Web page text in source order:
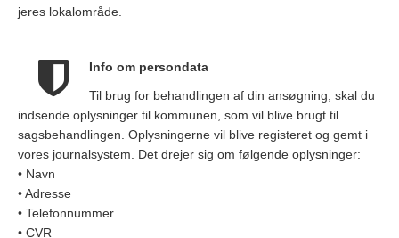
jeres lokalområde.
Info om persondata
Til brug for behandlingen af din ansøgning, skal du
indsende oplysninger til kommunen, som vil blive brugt til
sagsbehandlingen. Oplysningerne vil blive registeret og gemt i
vores journalsystem. Det drejer sig om følgende oplysninger:
• Navn
• Adresse
• Telefonnummer
• CVR